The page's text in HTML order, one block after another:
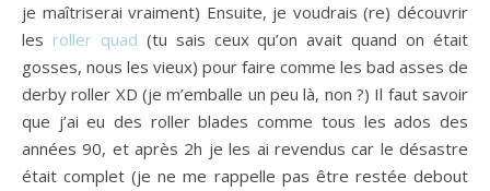
je maîtriserai vraiment) Ensuite, je voudrais (re) découvrir
les roller quad (tu sais ceux qu’on avait quand on était
gosses, nous les vieux) pour faire comme les bad asses de
derby roller XD (je m’emballe un peu là, non ?) Il faut savoir
que j’ai eu des roller blades comme tous les ados des
années 90, et après 2h je les ai revendus car le désastre
était complet (je ne me rappelle pas être restée debout